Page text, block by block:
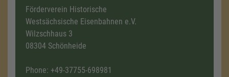
Förderverein Historische
Westsächsische Eisenbahnen e.V.
Wilzschhaus 3
08304 Schönheide
Phone: +49-37755-698981